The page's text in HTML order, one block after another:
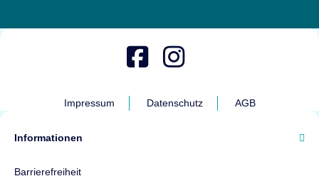
Impressum Datenschutz AGB
Informationen
Barrierefreiheit